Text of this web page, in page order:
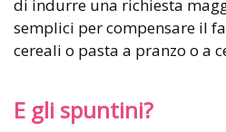
di indurre una richiesta
semplici per compensare il
cereali o pasta a pranzo o a
E gli spuntini?